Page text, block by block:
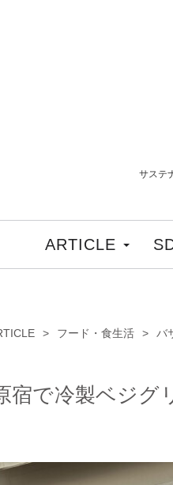
サステ
ARTICLE
フード・食生活 バ
宿で冷製ベジグ